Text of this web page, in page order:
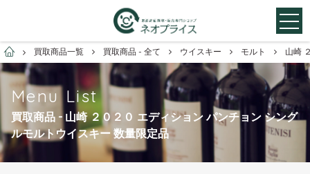
お酒買取専門店ネオプライス
買取商品一覧 買取商品 - 全て ウイスキー モルト 山崎
Menu List
買取商品 - 山崎 ２０２０ エディション パンチョン シング
ルモルトウイスキー 数量限定品